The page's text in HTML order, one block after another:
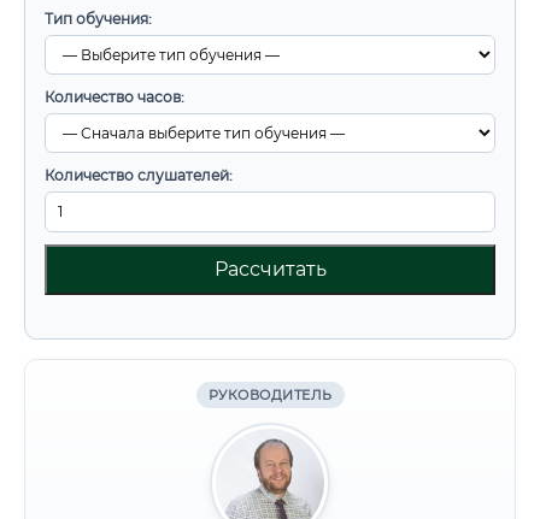
Тип обучения:
Количество часов:
Количество слушателей:
Рассчитать
РУКОВОДИТЕЛЬ